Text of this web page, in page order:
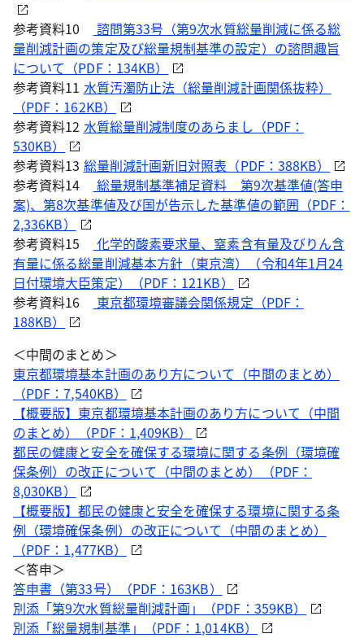
参考資料10
諮問第33号（第9次水質総量削減に係る総
量削減計画の策定及び総量規制基準の設定）の諮問趣旨
について（PDF：134KB）
参考資料11 水質汚濁防止法（総量削減計画関係抜粋）
（PDF：162KB）
参考資料12 水質総量削減制度のあらまし（PDF：
530KB）
参考資料13 総量削減計画新旧対照表（PDF：388KB）
参考資料14
総量規制基準補足資料 第9次基準値(答申
案)、第8次基準値及び国が告示した基準値の範囲（PDF：
2,336KB）
参考資料15
化学的酸素要求量、窒素含有量及びりん含
有量に係る総量削減基本方針（東京湾）（令和4年1月24
日付環境大臣策定）（PDF：121KB）
参考資料16
東京都環境審議会関係規定（PDF：
188KB）
＜中間のまとめ＞
東京都環境基本計画のあり方について（中間のまとめ）
（PDF：7,540KB）
【概要版】東京都環境基本計画のあり方について（中間
のまとめ）（PDF：1,409KB）
都民の健康と安全を確保する環境に関する条例（環境確
保条例）の改正について（中間のまとめ）（PDF：
8,030KB）
【概要版】都民の健康と安全を確保する環境に関する条
例（環境確保条例）の改正について（中間のまとめ）
（PDF：1,477KB）
＜答申＞
答申書（第33号）（PDF：163KB）
別添「第9次水質総量削減計画」（PDF：359KB）
別添「総量規制基準」（PDF：1,014KB）